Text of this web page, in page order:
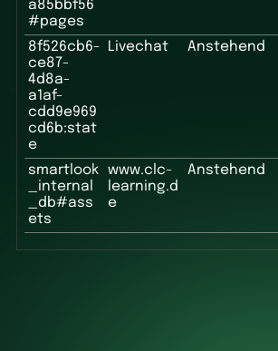
a85bbf56
#pages
8f526cb6-
ce87-
4d8a-
a1af-
cdd9e969
cd6b:stat
e
Livechat Anstehend
smartlook
_internal
_db#ass
ets
www.clc-
learning.d
e
Anstehend